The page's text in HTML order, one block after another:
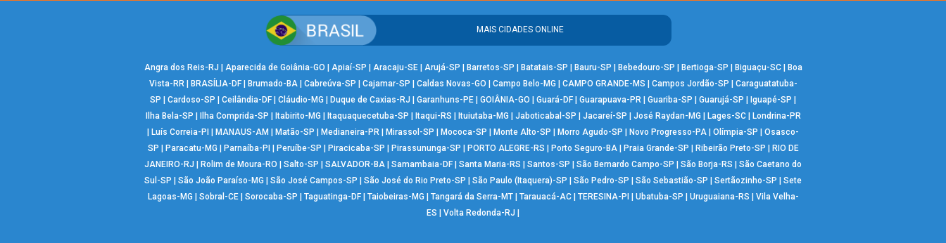
MAIS CIDADES ONLINE
Angra dos Reis-RJ | Aparecida de Goiânia-GO | Apiaí-SP | Aracaju-SE| Arujá-SP | Barretos-SP | Batatais-SP | Bauru-SP | Bebedouro-SP | Bertioga-SP | Biguaçu-SC| Boa
Vista-RR | BRASÍLIA-DF| Brumado-BA| Cabreúva-SP | Cajamar-SP | Caldas Novas-GO | Campo Belo-MG | CAMPO GRANDE-MS | Campos Jordão-SP | Caraguatatuba-
SP | Cardoso-SP | Ceilândia-DF | Cláudio-MG | Duque de Caxias-RJ | Garanhuns-PE | GOIÂNIA-GO | Guará-DF | Guarapuava-PR | Guariba-SP | Guarujá-SP | Iguapé-SP |
Ilha Bela-SP | Ilha Comprida-SP | Itabirito-MG | Itaquaquecetuba-SP | Itaqui-RS | Ituiutaba-MG | Jaboticabal-SP | Jacareí-SP | José Raydan-MG | Lages-SC| Londrina-PR
| Luís Correia-PI | MANAUS-AM | Matão-SP | Medianeira-PR | Mirassol-SP | Mococa-SP | Monte Alto-SP | Morro Agudo-SP | Novo Progresso-PA | Olímpia-SP | Osasco-
SP | Paracatu-MG | Parnaíba-PI | Peruíbe-SP | Piracicaba-SP | Pirassununga-SP | PORTO ALEGRE-RS | Porto Seguro-BA| Praia Grande-SP | Ribeirão Preto-SP | RIO DE
JANEIRO-RJ | Rolim de Moura-RO | Salto-SP | SALVADOR-BA | Samambaia-DF | Santa Maria-RS | Santos-SP | São Bernardo Campo-SP | São Borja-RS | São Caetano do
Sul-SP | São João Paraíso-MG | São José Campos-SP | São José do Rio Preto-SP | São Paulo (Itaquera)-SP | São Pedro-SP | São Sebastião-SP | Sertãozinho-SP | Sete
Lagoas-MG | Sobral-CE| Sorocaba-SP | Taguatinga-DF| Taiobeiras-MG | Tangará da Serra-MT| Tarauacá-AC| TERESINA-PI | Ubatuba-SP | Uruguaiana-RS | Vila Velha-
ES | Volta Redonda-RJ |